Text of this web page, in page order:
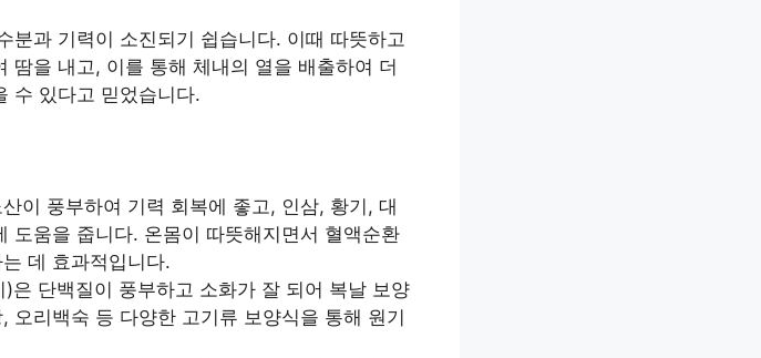
분과 기력이 소진되기 쉽습니다. 이때 따뜻하고
땀을 내고, 이를 통해 체내의 열을 배출하여 더
수 있다고 믿었습니다.
이 풍부하여 기력 회복에 좋고, 인삼, 황기, 대
도움을 줍니다. 온몸이 따뜻해지면서 혈액순환
데 효과적입니다.
은 단백질이 풍부하고 소화가 잘 되어 복날 보양
오리백숙 등 다양한 고기류 보양식을 통해 원기